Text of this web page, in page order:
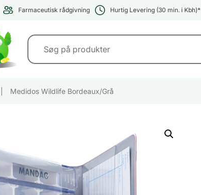
Farmaceutisk rådgivning Hurtig Levering (30 min. i Kbh)*
Medidos Wildlife Bordeaux/Grå